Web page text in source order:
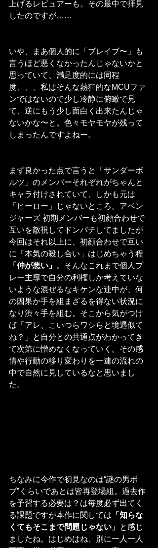
上げるレビュアーも。その最中で拝見
したのですが……
いや、まあ個人的に「ブレイブ〜」も
言うほど悪くなかったんじゃないかと
思っていて、満足度的には同程
度、、、私はそんな熱狂的なMCUファ
ンではないので少し冷静に俯瞰で見
て、逆にもう少し面白く出来たんじゃ
ないかな〜と。色々モヤモヤが残って
しまったんですよねー。
まず良かった点で言うと「サンダーボ
ルツ」のメンバーそれぞれがちゃんと
キャラ付けされていて、しかも元は
「ヒーロー」じゃないところ。アベン
ジャーズ 初期メンバーも初顔合わせで
互いを敵視してドンパチしてましたが
今回はそれ以上に、初顔合わせで互い
に「本気の殺し合い」はじめちゃう程
「仲が悪い」 。そんなこれまで個人プ
レー主導で自分の利権しか考えていな
いような混ぜるなキケンな連中が、何
の因果か手を組まざるを得ない状況に
なり渋々手を組む。そこから気がつけ
ば「アレ、こいつらワシらと境遇似て
ね？」と自分との共通点がわかってき
て次第に憎めなくなっていく。その感
情や行動の移り変わりを一連の流れの
中で自然に見しているなと思いまし
た。
ちなみに今作で初見なのは“謎の男ボ
ブ”くらいであとは皆再登場組。過去作
を予習する必要は？は毎度必ず出てく
る課題ですが本作に関しては 「知らな
くてもそこまで問題じゃない」 と感じ
ましたね。はじめはね、別に一人一人